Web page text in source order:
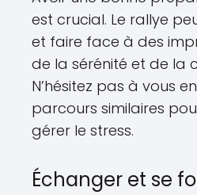
est crucial. Le rallye
et faire face à des
de la sérénité et de la
N’hésitez pas à vous
parcours similaires
gérer le stress.
Échanger et se